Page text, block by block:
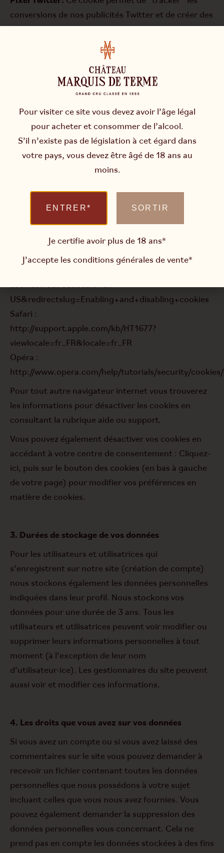
conversions de nos publicités Twitter et de créer des
ont visité notre site ou des pages bien spécifiques.
Dans le cas où vous ne souhaitez pas que nous
installions de cookies sur votre ordinateur vous
pouvez désactiver l’installation des cookies dans
votre navigateur.
Vous trouverez l’ensemble des informations pour
désactiver les cookies pour chacun des navigateurs
suivants :
Internet Explorer:
http://windows.microsoft.com/fr-
fr/windows7/block-enable-or-allow-cookies
Firefox :
cookies?redirectlocale=en-
US&redirectslug=Enabling+and+disabling+cookies
Safari :
http://support.apple.com/kb/HT1677?
viewlocale=fr_FR&locale=fr_FR
Opéra :
http://www.opera.com/help/tutorials/security/cookies/
Pour tout autre navigateur internet vous trouverez
les informations pour désactiver les cookies en
consultant la rubrique aide ou support.
Vous pouvez également désactiver vos cookies en
accédant à votre centre de consentement : Cliquez-
ici, puis sur le bouton des cookies (en bas à gauche
de votre page) pour modifier vos préférences en
matière de cookies.
3. Durées de stockage de vos données
Pour les utilisateurs et utilisatrices qui
s’enregistrent sur notre site (création de compte)
nous stockons également les données personnelles
indiquées dans leur profil. Nous stockons vos
données pour une durée de 3 ans. Tous les
utilisateurs et utilisatrices peuvent voir modifier ou
supprimer leurs informations personnelles à tout
moment (à l’exception de leur nom
d’utilisateur·ice). Les gestionnaires du site peuvent
aussi voir et modifier ces informations.
4. Les droits que vous avez sur vos données
Si vous avez un compte ou si vous avez laissé des
commentaires sur le site vous pouvez demander à
recevoir un fichier contenant toutes les données
personnelles que nous possédons à votre sujet
incluant celles que vous nous avez fournies. Vous
pouvez également demander la suppression des
données personnelles vous concernant. Cela ne
prend pas en compte les données stockées à des fins
Pour visiter ce site vous devez avoir l’âge légal
pour acheter et consommer de l’alcool.
S’il n’existe pas de législation à cet égard dans
votre pays, vous devez être âgé de 18 ans au
moins.
ENTRER* SORTIR
Je certifie avoir plus de 18 ans*
J’accepte les conditions générales de vente*